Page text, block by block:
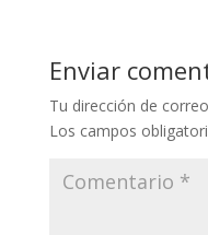
Enviar
Tu dirección de
Los campos